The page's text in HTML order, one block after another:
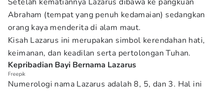
Abraham (tempat yang penuh kedamaian) sedangkan
orang kaya menderita di alam maut.
Kisah Lazarus ini merupakan simbol kerendahan hati,
keimanan, dan keadilan serta pertolongan Tuhan.
Kepribadian Bayi Bernama Lazarus
Freepik
Numerologi nama Lazarus adalah 8, 5, dan 3. Hal ini